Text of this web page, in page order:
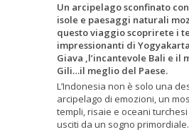
Un arcipelago sconfinato
isole e paesaggi naturali
questo viaggio scoprirete i
impressionanti di
Giava ,l’incantevole Bali e il
Gili…il meglio del Paese.
L’Indonesia non è solo una
arcipelago di emozioni, un
templi, risaie e oceani
usciti da un sogno primordiale.